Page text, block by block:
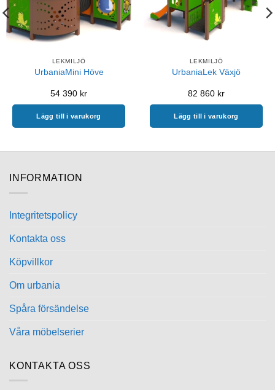
LEKMILJÖ
UrbaniaMini Höve
54 390 kr
Lägg till i varukorg
LEKMILJÖ
UrbaniaLek Växjö
82 860 kr
Lägg till i varukorg
INFORMATION
Integritetspolicy
Kontakta oss
Köpvillkor
Om urbania
Spåra försändelse
Våra möbelserier
KONTAKTA OSS